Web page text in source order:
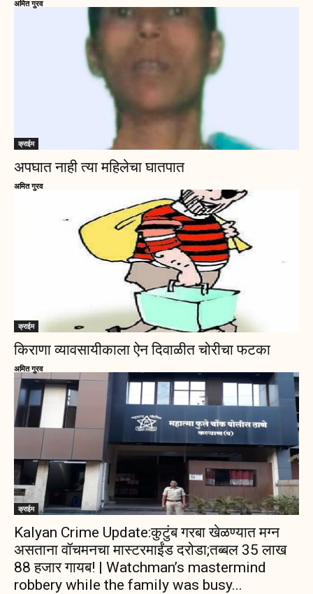
अमित गुरव
क्राईम
अपघात नाही त्या महिलेचा घातपात
अमित गुरव
क्राईम
किराणा व्यावसायीकाला ऐन दिवाळीत चोरीचा फटका
अमित गुरव
क्राईम
Kalyan Crime Update:कुटुंब गरबा खेळण्यात मग्न
असताना वॉचमनचा मास्टरमाईंड दरोडा;तब्बल 35 लाख
88 हजार गायब! | Watchman’s mastermind
robbery while the family was busy...